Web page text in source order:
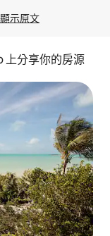
顯示原文
上分享你的房源